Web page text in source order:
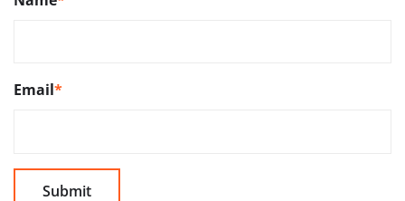
Email*